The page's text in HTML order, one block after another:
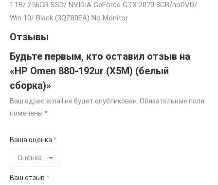
1TB/ 256GB SSD/ NVIDIA GeForce GTX 2070 8GB/noDVD/
Win 10/ Black (3QZ80EA) No Monitor
Отзывы
Будьте первым, кто оставил отзыв на
«HP Omen 880-192ur (X5M) (белый
сборка)»
Ваш адрес email не будет опубликован. Обязательные поля
помечены *
Ваша оценка *
Ваш отзыв *